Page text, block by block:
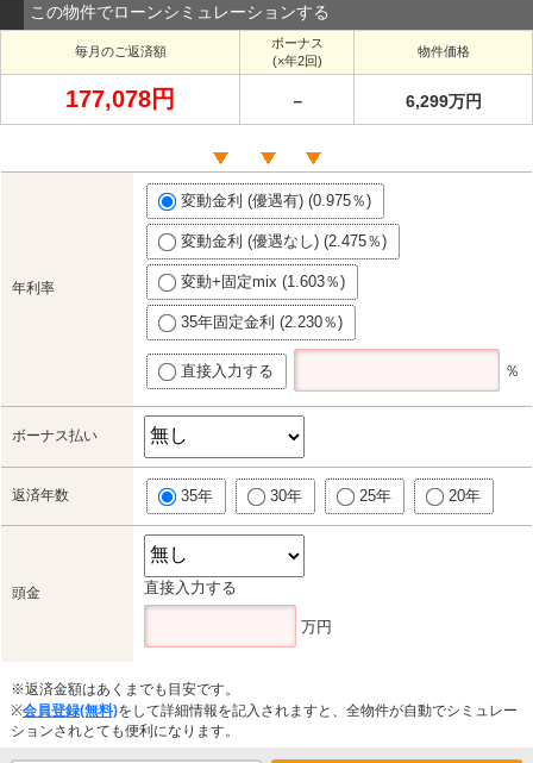
この物件でローンシミュレーションする
毎月のご返済額
ボーナス
(×年2回)
物件価格
177,078円 － 6,299万円
年利率
変動金利 (優遇有) (0.975％)
変動金利 (優遇なし) (2.475％)
変動+固定mix (1.603％)
35年固定金利 (2.230％)
直接入力する ％
ボーナス払い
返済年数 35年 30年 25年 20年
頭金 直接入力する
万円
※返済金額はあくまでも目安です。
※会員登録(無料)をして詳細情報を記入されますと、全物件が自動でシミュレー
ションされとても便利になります。